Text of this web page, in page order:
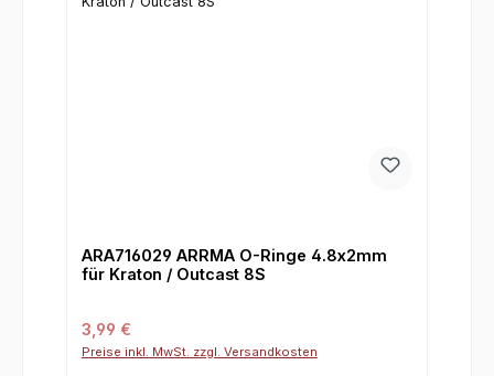
ARA716029 ARRMA O-Ringe 4.8x2mm
für Kraton / Outcast 8S
Regulärer Preis:
3,99 €
Preise inkl. MwSt. zzgl. Versandkosten